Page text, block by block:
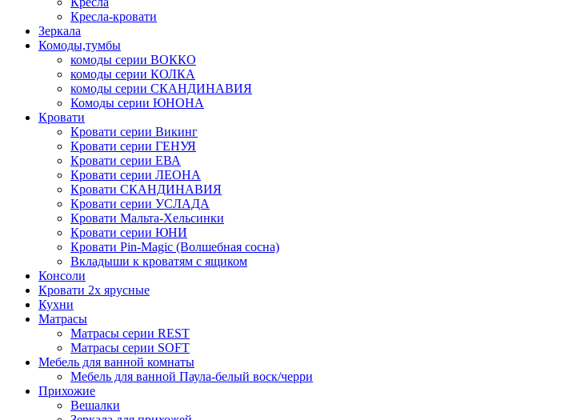
Кресла-кровати
Зеркала
Комоды,тумбы
комоды серии ВОККО
комоды серии КОЛКА
комоды серии СКАНДИНАВИЯ
Комоды серии ЮНОНА
Кровати
Кровати серии Викинг
Кровати серии ГЕНУЯ
Кровати серии ЕВА
Кровати серии ЛЕОНА
Кровати СКАНДИНАВИЯ
Кровати серии УСЛАДА
Кровати Мальта-Хельсинки
Кровати серии ЮНИ
Кровати Pin-Magic (Волшебная сосна)
Вкладыши к кроватям с ящиком
Консоли
Кровати 2х ярусные
Кухни
Матрасы
Матрасы серии REST
Матрасы серии SOFT
Мебель для ванной комнаты
Мебель для ванной Паула-белый воск/черри
Прихожие
Вешалки